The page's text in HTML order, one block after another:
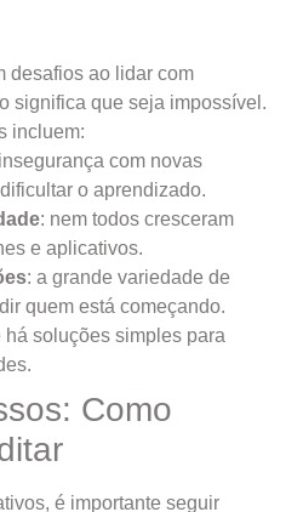
desafios ao lidar com
significa que seja impossível.
incluem:
com novas
o aprendizado.
: nem todos cresceram
e aplicativos.
: a grande variedade de
quem está começando.
soluções simples para
Como
é importante seguir